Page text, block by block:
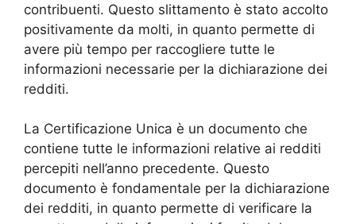
contribuenti. Questo slittamento è stato accolto
positivamente da molti, in quanto permette di
avere più tempo per raccogliere tutte le
informazioni necessarie per la dichiarazione dei
redditi.
La Certificazione Unica è un documento che
contiene tutte le informazioni relative ai redditi
percepiti nell’anno precedente. Questo
documento è fondamentale per la dichiarazione
dei redditi, in quanto permette di verificare la